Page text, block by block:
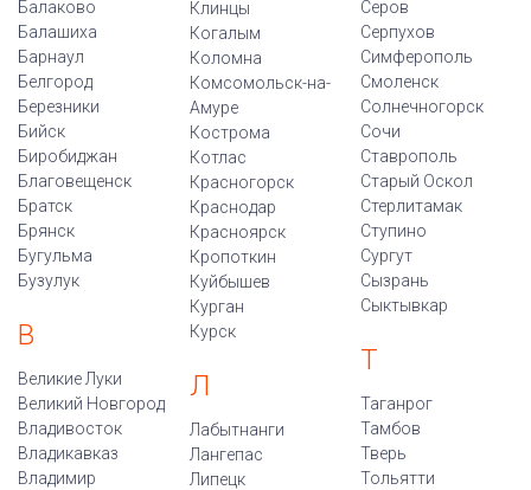
Балаково
Балашиха
Барнаул
Белгород
Березники
Бийск
Биробиджан
Благовещенск
Братск
Брянск
Бугульма
Бузулук
В
Великие Луки
Великий Новгород
Владивосток
Владикавказ
Владимир
Клинцы
Когалым
Коломна
Комсомольск-на-
Амуре
Кострома
Котлас
Красногорск
Краснодар
Красноярск
Кропоткин
Куйбышев
Курган
Курск
Л
Лабытнанги
Лангепас
Липецк
Серов
Серпухов
Симферополь
Смоленск
Солнечногорск
Сочи
Ставрополь
Старый Оскол
Стерлитамак
Ступино
Сургут
Сызрань
Сыктывкар
Т
Таганрог
Тамбов
Тверь
Тольятти